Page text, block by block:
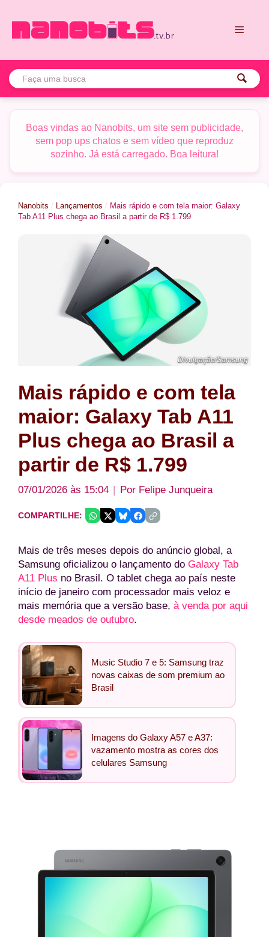
para
Boas vindas ao Nanobits, um site sem publicidade,
sem pop ups chatos e sem vídeo que reproduz
sozinho. Já está carregado. Boa leitura!
Nanobits / Lançamentos / Mais rápido e com tela maior: Galaxy
Tab A11 Plus chega ao Brasil a partir de R$ 1.799
Divulgação/Samsung
Mais rápido e com tela
maior: Galaxy Tab A11
Plus chega ao Brasil a
partir de R$ 1.799
07/01/2026 às 15:04 Por Felipe Junqueira
COMPARTILHE:
Mais de três meses depois do anúncio global, a
Samsung oficializou o lançamento do Galaxy Tab
A11 Plus no Brasil. O tablet chega ao país neste
início de janeiro com processador mais veloz e
mais memória que a versão base, à venda por aqui
desde meados de outubro.
Music Studio 7 e 5: Samsung traz
novas caixas de som premium ao
Brasil
Imagens do Galaxy A57 e A37:
vazamento mostra as cores dos
celulares Samsung